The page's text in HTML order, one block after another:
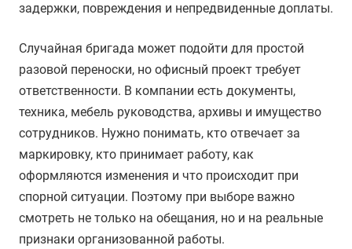
задержки, повреждения и непредвиденные доплаты.
Случайная бригада может подойти для простой
разовой переноски, но офисный проект требует
ответственности. В компании есть документы,
техника, мебель руководства, архивы и имущество
сотрудников. Нужно понимать, кто отвечает за
маркировку, кто принимает работу, как
оформляются изменения и что происходит при
спорной ситуации. Поэтому при выборе важно
смотреть не только на обещания, но и на реальные
признаки организованной работы.